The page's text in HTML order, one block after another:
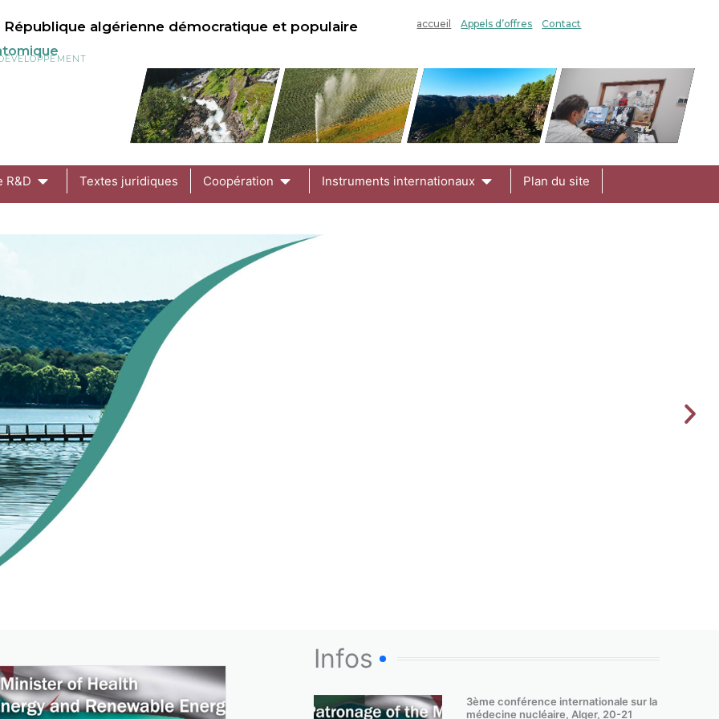
République algérienne démocratique et populaire accueil Appels d’offres Contact
R&D Textes juridiques Coopération Instruments internationaux Plan du site
Infos
3ème conférence internationale sur la
médecine nucléaire, Alger, 20-21